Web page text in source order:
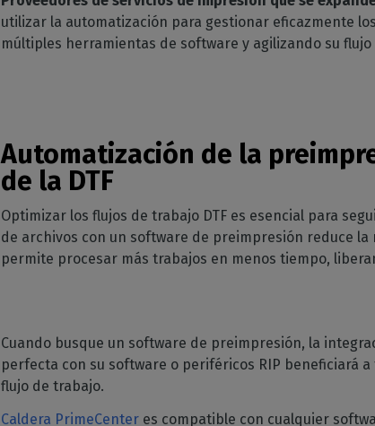
utilizar la automatización para gestionar eficazmente
múltiples herramientas de software y agilizando su
Automatización de la
de la DTF
Optimizar los flujos de trabajo DTF es esencial para
de archivos con un software de preimpresión reduce
permite procesar más trabajos en menos tiempo,
Cuando busque un software de preimpresión, la
perfecta con su software o periféricos RIP beneficiará a
flujo de trabajo.
Caldera PrimeCenter es compatible con cualquier